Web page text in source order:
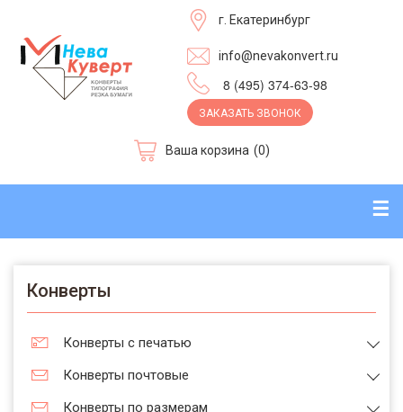
г. Екатеринбург
info@nevakonvert.ru
8 (495) 374-63-98
ЗАКАЗАТЬ ЗВОНОК
Ваша корзина (0)
☰
Конверты
Конверты с печатью
Конверты почтовые
Конверты по размерам